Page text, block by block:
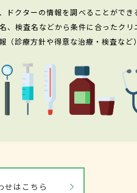
クターの情報を調べることができ
検査名などから条件に合ったクリ
診療方針や得意な治療・検査など
せはこちら